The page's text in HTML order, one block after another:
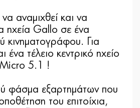
αναμιχθεί και να
ηχεία Gallo σε ένα
κινηματογράφου. Για
ένα τέλειο κεντρικό ηχείο
5.1 !
φάσμα εξαρτημάτων που
του επιτοίχια,